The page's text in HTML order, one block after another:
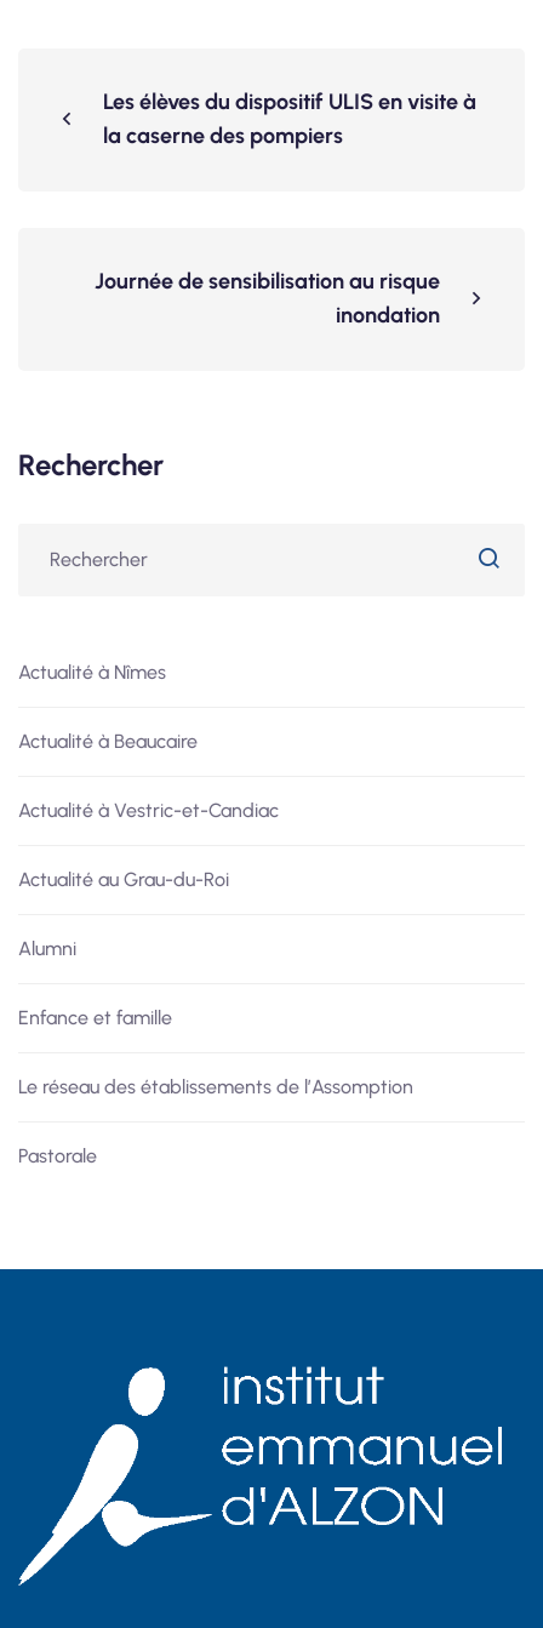
Les élèves du dispositif ULIS en visite à
la caserne des pompiers
Journée de sensibilisation au risque
inondation
Rechercher
Actualité à Nîmes
Actualité à Beaucaire
Actualité à Vestric-et-Candiac
Actualité au Grau-du-Roi
Alumni
Enfance et famille
Le réseau des établissements de l’Assomption
Pastorale